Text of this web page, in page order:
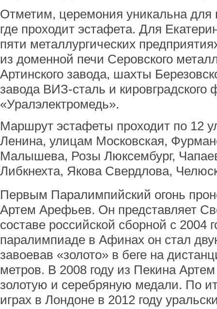
Отметим, церемония уникальна для
где проходит эстафета. Для
пяти металлургических
из доменной печи Серовского
Артинского завода, шахты
завода ВИЗ-сталь и
«Уралэлектромедь».
Маршрут эстафеты проходит по 12
Ленина, улицам Московская,
Малышева, Розы Люксембург,
Либкнехта, Якова Свердлова,
Первым Паралимпийский огонь
Артем Арефьев. Он представляет
составе российской сборной с 2004
паралимпиаде в Афинах он стал
завоевав «золото» в беге на
метров. В 2008 году из Пекина
золотую и серебряную медали. По
играх в Лондоне в 2012 году